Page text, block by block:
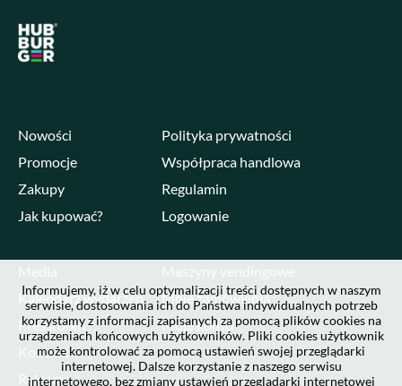
Nowości
Promocje
Zakupy
Jak kupować?
Polityka prywatności
Współpraca handlowa
Regulamin
Logowanie
Media
Kalendarz wydarzeń
Pressroom
Kontakt
Reklama
Maszyny vendingowe
Moje zamówienia
Moje konto
Informujemy, iż w celu optymalizacji treści dostępnych w naszym
serwisie, dostosowania ich do Państwa indywidualnych potrzeb
korzystamy z informacji zapisanych za pomocą plików cookies na
urządzeniach końcowych użytkowników. Pliki cookies użytkownik
może kontrolować za pomocą ustawień swojej przeglądarki
internetowej. Dalsze korzystanie z naszego serwisu
internetowego, bez zmiany ustawień przeglądarki internetowej